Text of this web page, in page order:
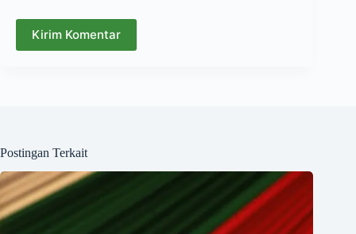
Kirim Komentar
Postingan Terkait